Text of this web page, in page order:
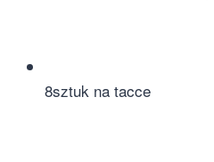
8sztuk na tacce